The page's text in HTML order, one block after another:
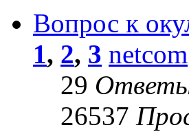
Вопрос к
1, 2, 3 netcom
29
26537